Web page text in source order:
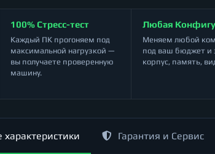
100% Стресс-тест
Каждый ПК прогоняем под
максимальной нагрузкой —
вы получаете проверенную
машину.
Любая
Меняем любой
под ваш бюджет и
корпус, память,
Гарантия и Сервис